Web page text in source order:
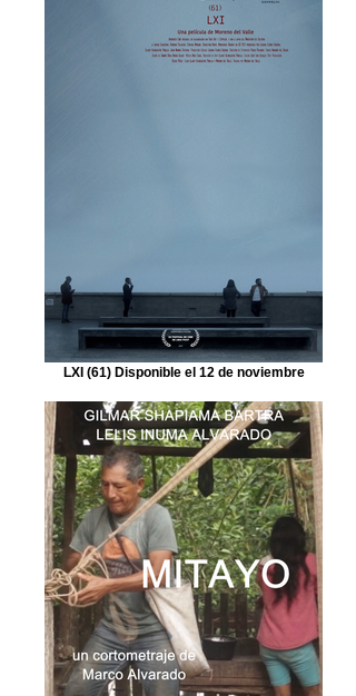
LXI (61) Disponible el 12 de noviembre